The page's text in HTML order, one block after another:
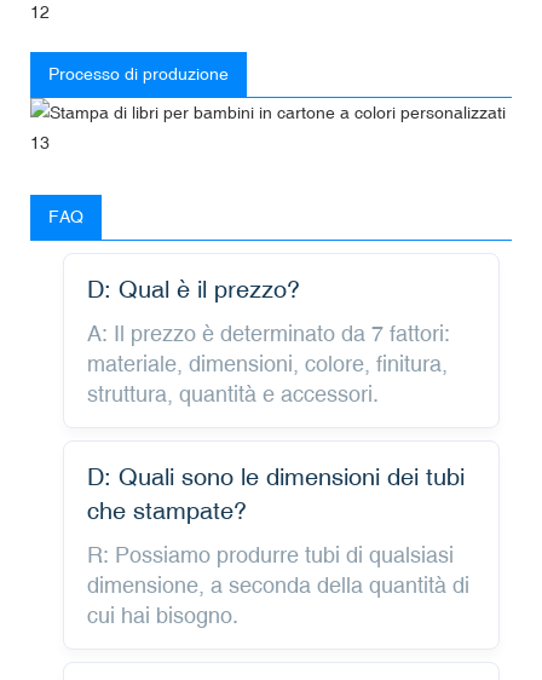
Processo di produzione
FAQ
D: Qual è il prezzo?
A: Il prezzo è determinato da 7 fattori:
materiale, dimensioni, colore, finitura,
struttura, quantità e accessori.
D: Quali sono le dimensioni dei tubi
che stampate?
R: Possiamo produrre tubi di qualsiasi
dimensione, a seconda della quantità di
cui hai bisogno.